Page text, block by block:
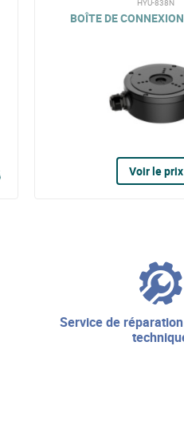
HYU-838N
BOÎTE DE
Voir le prix
service de réparation et assistance